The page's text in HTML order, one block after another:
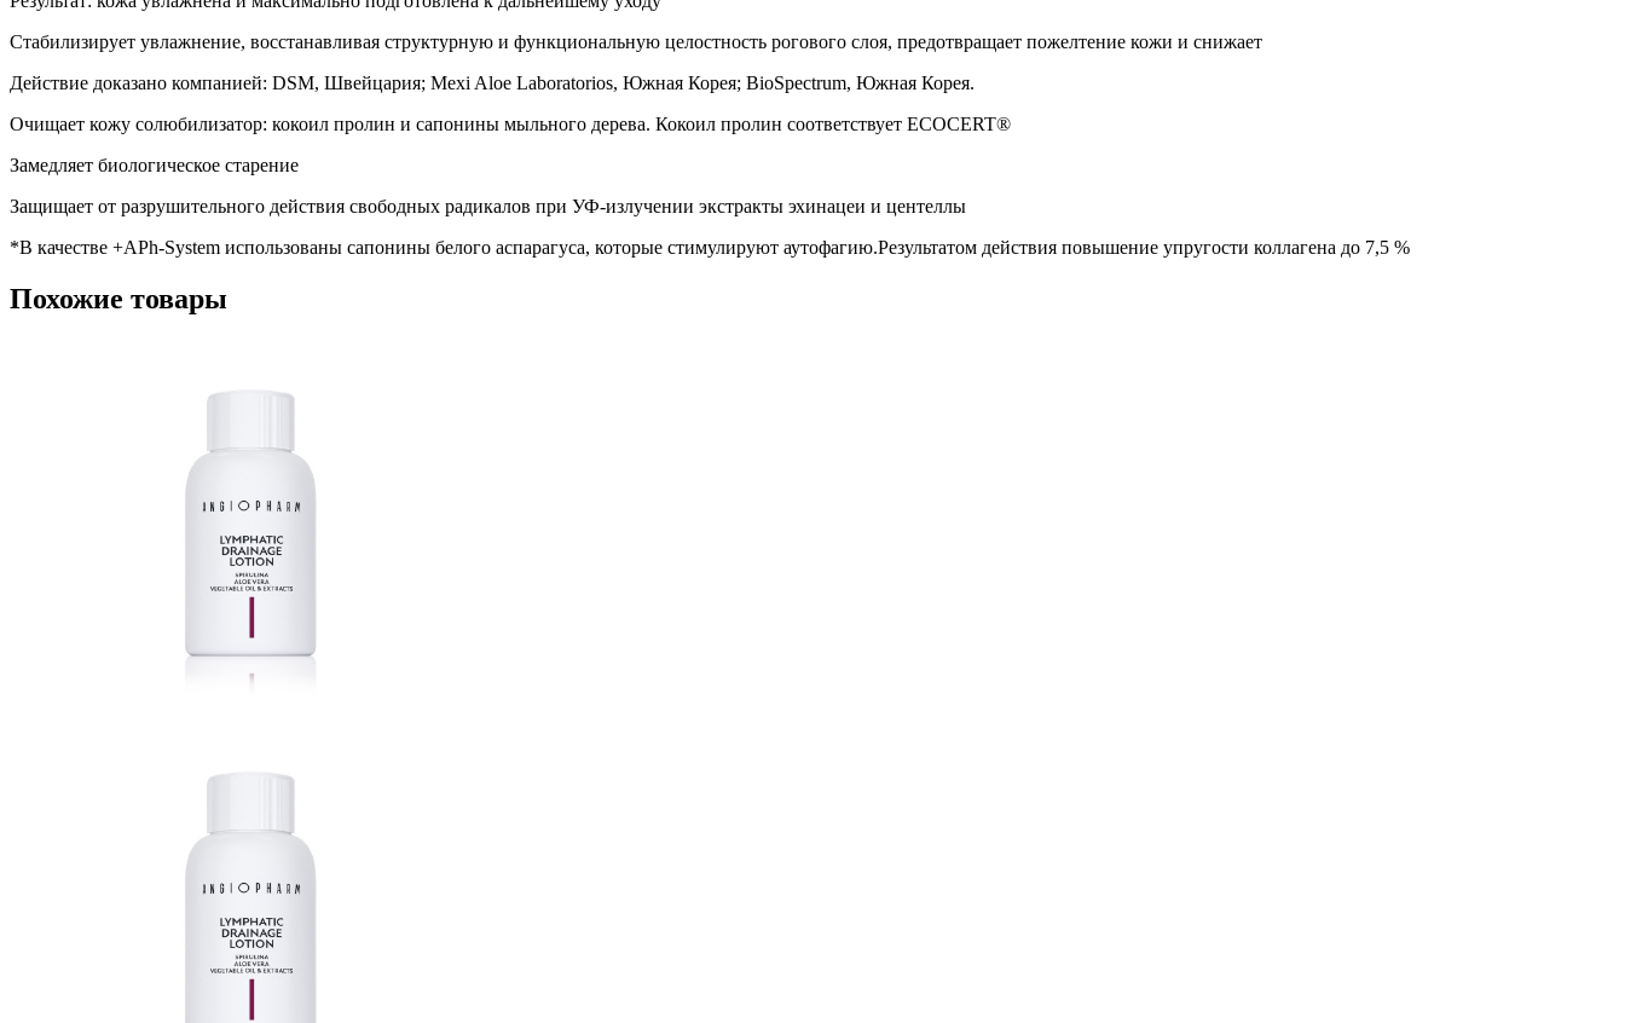
Стабилизирует увлажнение, восстанавливая структурную и функциональную целостность рогового слоя, предотвращает пожелтение кожи и снижает
Действие доказано компанией: DSM, Швейцария; Mexi Aloe Laboratorios, Южная Корея; BioSpectrum, Южная Корея.
Очищает кожу солюбилизатор: кокоил пролин и сапонины мыльного дерева. Кокоил пролин соответствует ECOCERT®
Замедляет биологическое старение
Защищает от разрушительного действия свободных радикалов при УФ-излучении экстракты эхинацеи и центеллы
*В качестве +APh-System использованы сапонины белого аспарагуса, которые стимулируют аутофагию.Результатом действия повышение упругости коллагена до 7,5 %
Похожие товары